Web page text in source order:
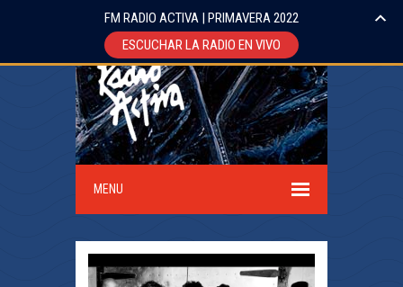
MENU
FM RADIO ACTIVA | PRIMAVERA 2022
ESCUCHAR LA RADIO EN VIVO